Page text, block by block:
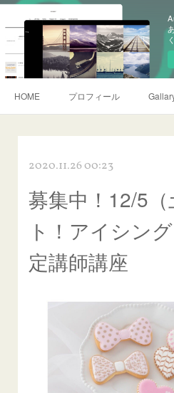
HOME プロフィール
2020.11.26 00:23
募集中！12/5
ト！アイシン
定講師講座